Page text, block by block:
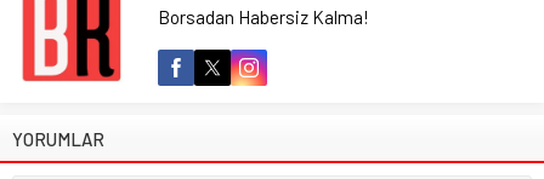
Borsadan Habersiz Kalma!
YORUMLAR